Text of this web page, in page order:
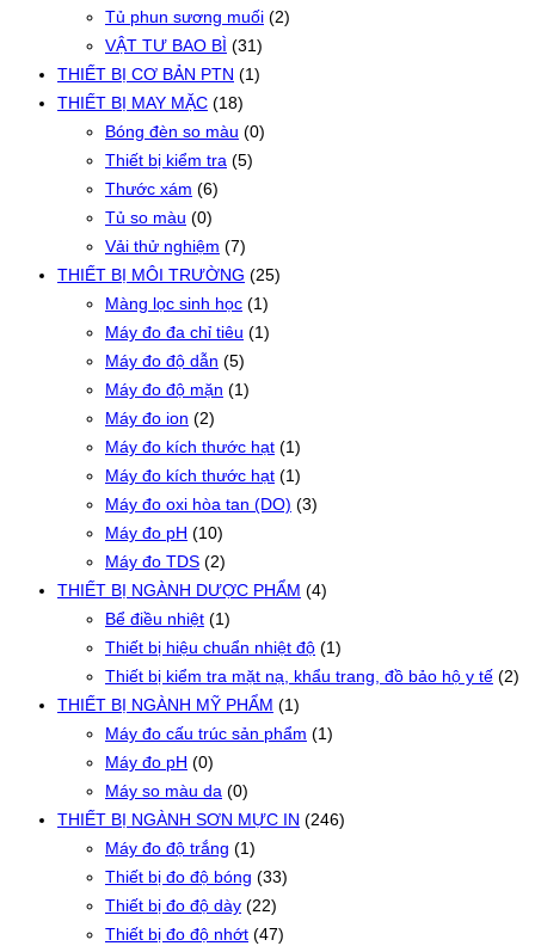
Tủ phun sương muối (2)
VẬT TƯ BAO BÌ (31)
THIẾT BỊ CƠ BẢN PTN (1)
THIẾT BỊ MAY MẶC (18)
Bóng đèn so màu (0)
Thiết bị kiểm tra (5)
Thước xám (6)
Tủ so màu (0)
Vải thử nghiệm (7)
THIẾT BỊ MÔI TRƯỜNG (25)
Màng lọc sinh học (1)
Máy đo đa chỉ tiêu (1)
Máy đo độ dẫn (5)
Máy đo độ mặn (1)
Máy đo ion (2)
Máy đo kích thước hạt (1)
Máy đo kích thước hạt (1)
Máy đo oxi hòa tan (DO) (3)
Máy đo pH (10)
Máy đo TDS (2)
THIẾT BỊ NGÀNH DƯỢC PHẨM (4)
Bể điều nhiệt (1)
Thiết bị hiệu chuẩn nhiệt độ (1)
Thiết bị kiểm tra mặt nạ, khẩu trang, đồ bảo hộ y tế (2)
THIẾT BỊ NGÀNH MỸ PHẨM (1)
Máy đo cấu trúc sản phẩm (1)
Máy đo pH (0)
Máy so màu da (0)
THIẾT BỊ NGÀNH SƠN MỰC IN (246)
Máy đo độ trắng (1)
Thiết bị đo độ bóng (33)
Thiết bị đo độ dày (22)
Thiết bị đo độ nhớt (47)